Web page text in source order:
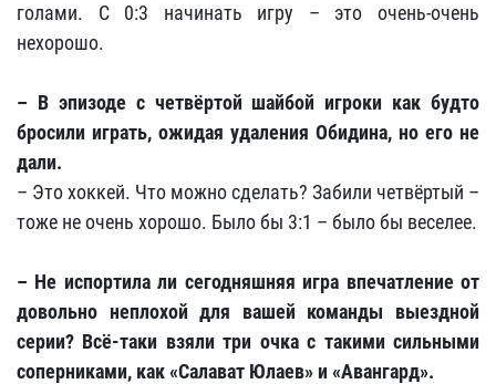
голами. С 0:3 начинать игру – это очень-очень
нехорошо.
– В эпизоде с четвёртой шайбой игроки как будто
бросили играть, ожидая удаления Обидина, но его не
дали.
– Это хоккей. Что можно сделать? Забили четвёртый –
тоже не очень хорошо. Было бы 3:1 – было бы веселее.
– Не испортила ли сегодняшняя игра впечатление от
довольно неплохой для вашей команды выездной
серии? Всё-таки взяли три очка с такими сильными
соперниками, как «Салават Юлаев» и «Авангард».